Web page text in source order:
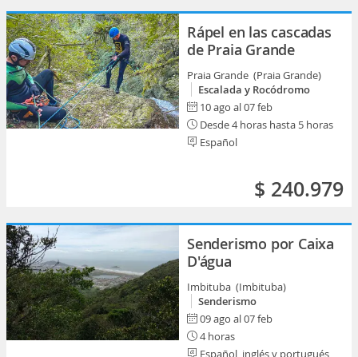
Rápel en las cascadas
de Praia Grande
Praia Grande (Praia Grande)
Escalada y Rocódromo
10 ago al 07 feb
Desde 4 horas hasta 5 horas
Español
$ 240.979
Senderismo por Caixa
D'água
Imbituba (Imbituba)
Senderismo
09 ago al 07 feb
4 horas
Español, inglés y portugués